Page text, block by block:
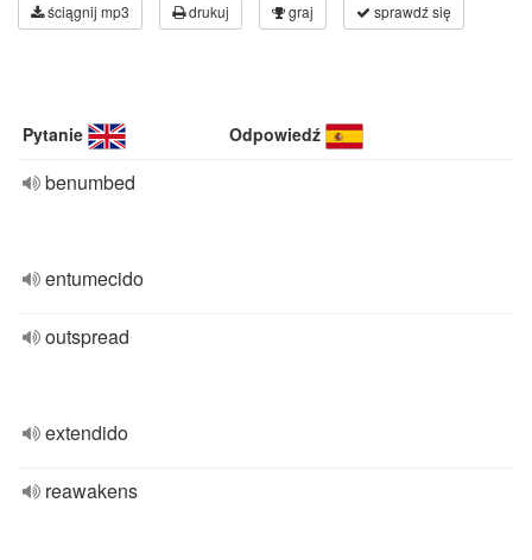
ściągnij mp3 drukuj graj sprawdź się
Pytanie Odpowiedź
benumbed
entumecido
outspread
extendido
reawakens